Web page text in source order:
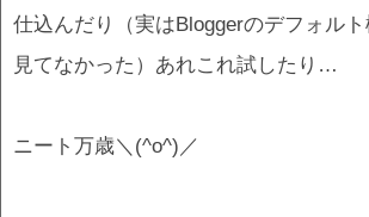
仕込んだり（実はBloggerのデフォル
見てなかった）あれこれ試したり…
ニート万歳＼(^o^)／